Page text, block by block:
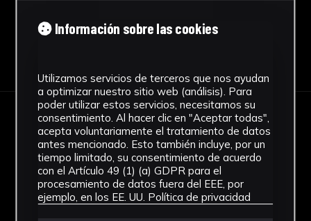
IMÁGENES
Información sobre las cookies
Utilizamos servicios de terceros que nos ayudan
a optimizar nuestro sitio web (análisis). Para
poder utilizar estos servicios, necesitamos su
consentimiento. Al hacer clic en "Aceptar todas",
acepta voluntariamente el tratamiento de datos
antes mencionado. Esto también incluye, por un
tiempo limitado, su consentimiento de acuerdo
con el Artículo 49 (1) (a) GDPR para el
procesamiento de datos fuera del EEE, por
ejemplo, en los EE. UU. Política de privacidad